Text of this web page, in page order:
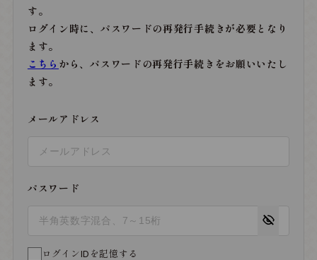
す。
ログイン時に、パスワードの再発行手続きが必要となり
ます。
こちら から、パスワードの再発行手続きをお願いいたし
ます。
メールアドレス
パスワード
ログインIDを記憶する